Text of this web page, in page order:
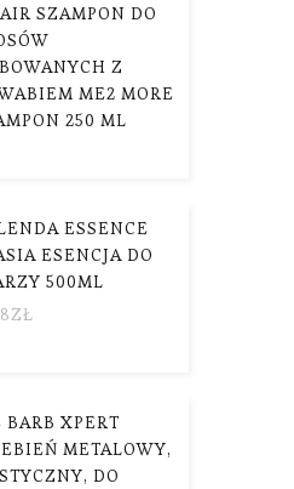
SZAMPON DO
Z
ME2 MORE
250 ML
ESSENCE
ESENCJA DO
500ML
ZŁ
BARB XPERT
METALOWY,
DO